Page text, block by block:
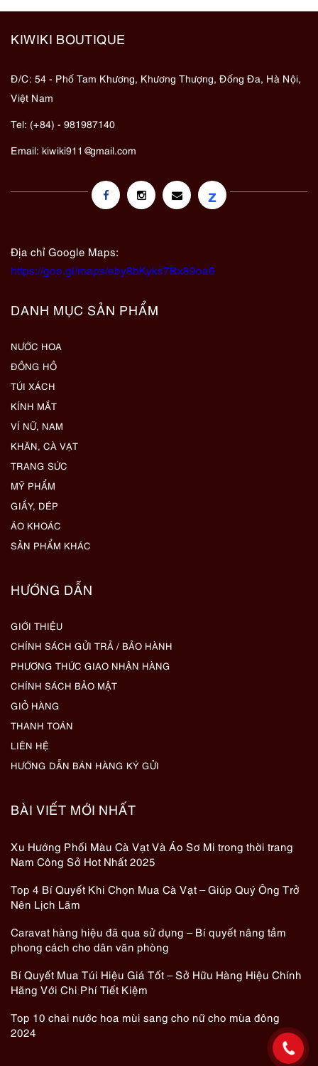
KIWIKI BOUTIQUE
Đ/C: 54 - Phố Tam Khương, Khương Thượng, Đống Đa, Hà Nội,
Việt Nam
Tel: (+84) - 981987140
Email: kiwiki911@gmail.com
z
Địa chỉ Google Maps:
https://goo.gl/maps/eby8bKyks7Bx89oa6
DANH MỤC SẢN PHẨM
NƯỚC HOA
ĐỒNG HỒ
TÚI XÁCH
KÍNH MẮT
VÍ NỮ, NAM
KHĂN, CÀ VẠT
TRANG SỨC
MỸ PHẨM
GIẦY, DÉP
ÁO KHOÁC
SẢN PHẨM KHÁC
HƯỚNG DẪN
GIỚI THIỆU
CHÍNH SÁCH GỬI TRẢ / BẢO HÀNH
PHƯƠNG THỨC GIAO NHẬN HÀNG
CHÍNH SÁCH BẢO MẬT
GIỎ HÀNG
THANH TOÁN
LIÊN HỆ
HƯỚNG DẪN BÁN HÀNG KÝ GỬI
BÀI VIẾT MỚI NHẤT
Xu Hướng Phối Màu Cà Vạt Và Áo Sơ Mi trong thời trang
Nam Công Sở Hot Nhất 2025
Top 4 Bí Quyết Khi Chọn Mua Cà Vạt – Giúp Quý Ông Trở
Nên Lịch Lãm
Caravat hàng hiệu đã qua sử dụng – Bí quyết nâng tầm
phong cách cho dân văn phòng
Bí Quyết Mua Túi Hiệu Giá Tốt – Sở Hữu Hàng Hiệu Chính
Hãng Với Chi Phí Tiết Kiệm
Top 10 chai nước hoa mùi sang cho nữ cho mùa đông
2024